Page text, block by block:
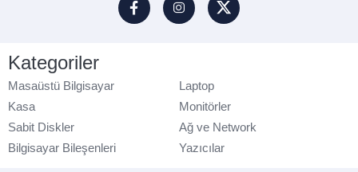
Kategoriler
Masaüstü Bilgisayar
Laptop
Kasa
Monitörler
Sabit Diskler
Ağ ve Network
Bilgisayar Bileşenleri
Yazıcılar